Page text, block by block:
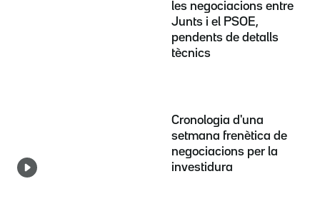
les negociacions entre
Junts i el PSOE,
pendents de detalls
tècnics
Cronologia d'una
setmana frenètica de
negociacions per la
investidura